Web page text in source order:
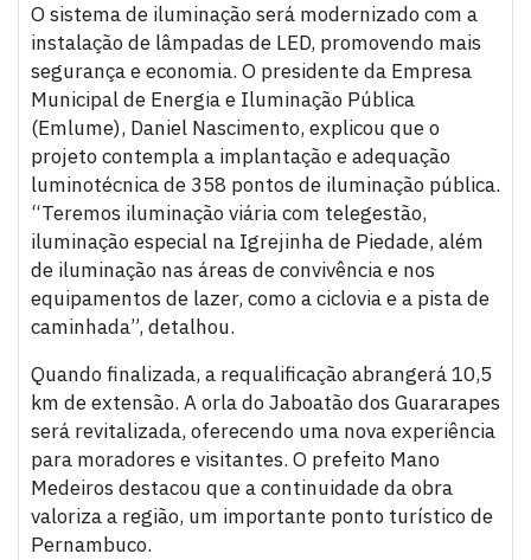
O sistema de iluminação será modernizado com a
instalação de lâmpadas de LED, promovendo mais
segurança e economia. O presidente da Empresa
Municipal de Energia e Iluminação Pública
(Emlume), Daniel Nascimento, explicou que o
projeto contempla a implantação e adequação
luminotécnica de 358 pontos de iluminação pública.
“Teremos iluminação viária com telegestão,
iluminação especial na Igrejinha de Piedade, além
de iluminação nas áreas de convivência e nos
equipamentos de lazer, como a ciclovia e a pista de
caminhada”, detalhou.
Quando finalizada, a requalificação abrangerá 10,5
km de extensão. A orla do Jaboatão dos Guararapes
será revitalizada, oferecendo uma nova experiência
para moradores e visitantes. O prefeito Mano
Medeiros destacou que a continuidade da obra
valoriza a região, um importante ponto turístico de
Pernambuco.